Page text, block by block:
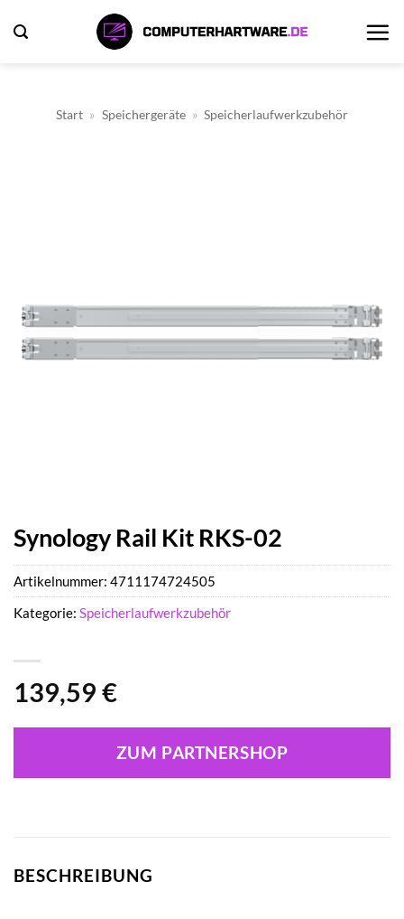
Inhalt
Start » Speichergeräte » Speicherlaufwerkzubehör
Synology Rail Kit RKS-02
139,59 €
ZUM PARTNERSHOP
Artikelnummer: 4711174724505
Kategorie: Speicherlaufwerkzubehör
BESCHREIBUNG